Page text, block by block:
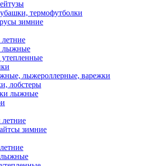
термофутболки
зимние
лыжные
лыжероллерные, варежки
лобстеры
лыжные
зимние